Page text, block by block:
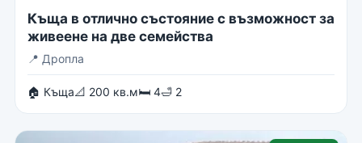
Къща в отлично състояние с възможност за
живеене на две семейства
📍 Дропла
🏠 Къща📐 200 кв.м🛏 4🛁 2